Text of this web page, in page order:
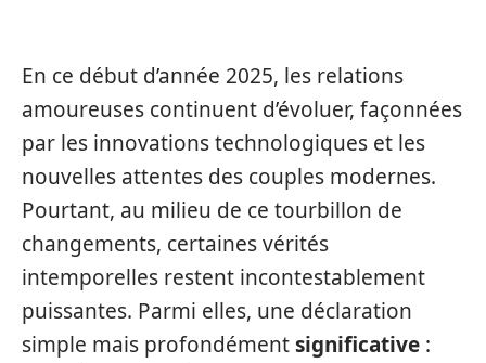
En ce début d’année 2025, les relations
amoureuses continuent d’évoluer, façonnées
par les innovations technologiques et les
nouvelles attentes des couples modernes.
Pourtant, au milieu de ce tourbillon de
changements, certaines vérités
intemporelles restent incontestablement
puissantes. Parmi elles, une déclaration
simple mais profondémentsignificative :